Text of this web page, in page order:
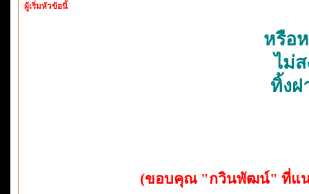
ผู้เริ่มหัวข้อนี้
หรือ
ไม่
ทิ้งฝ
(ขอบคุณ "กวินพัฒน์" ที่แนะ